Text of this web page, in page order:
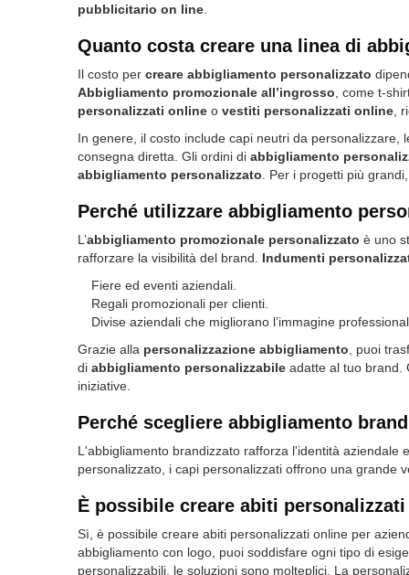
pubblicitario on line
Quanto costa creare una linea di
Il costo per creare abbigliamento personalizzato
Abbigliamento promozionale all’ingrosso , come t-
personalizzati online o vestiti personalizzati online ,
In genere, il costo include capi neutri da
consegna diretta. Gli ordini di abbigliamento
abbigliamento personalizzato . Per i progetti più
Perché utilizzare abbigliamento
L’abbigliamento promozionale personalizzato è uno
rafforzare la visibilità del brand. Indumenti
Fiere ed eventi aziendali.
Regali promozionali per clienti.
Divise aziendali che migliorano l’immagine
Grazie alla personalizzazione abbigliamento , puoi
di abbigliamento personalizzabile adatte al tuo brand.
iniziative.
Perché scegliere abbigliamento
L'abbigliamento brandizzato rafforza l'identità
personalizzato, i capi personalizzati offrono una grande
È possibile creare abiti
Sì, è possibile creare abiti personalizzati online per
abbigliamento con logo, puoi soddisfare ogni tipo di
personalizzabili, le soluzioni sono molteplici. La